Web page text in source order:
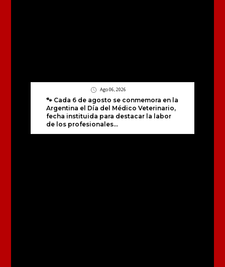
Ago 06, 2026
🐾 Cada 6 de agosto se conmemora en la
Argentina el Día del Médico Veterinario,
fecha instituida para destacar la labor
de los profesionales...